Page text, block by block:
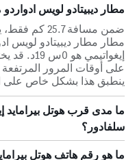
مطار ديبيتادو لويس
ضمن مسافة
مطار مطار ديبيتادو لويس
إيغواتيمي
على أوقات المرور
ينطبق هذا بشكل خاص على
ما مدى قرب هوتل بيرامايد
سلفادور؟
ما هو رقم هاتف هوتل